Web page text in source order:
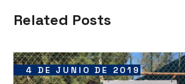
Related Posts
4 DE JUNIO DE 2019